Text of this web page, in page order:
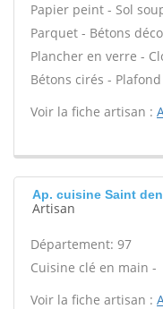
Papier peint - Sol
Parquet - Bétons
Plancher en verre -
Bétons cirés -
Voir la fiche artisan :
Ap. cuisine Saint
Artisan
Département: 97
Cuisine clé en main -
Voir la fiche artisan :